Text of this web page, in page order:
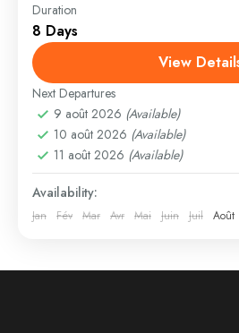
Célébrez la soirée de la Saint-
grandes dunes de Chegaga en
méchoui, tradition culinaire,
accompagné...
CIRCUITS DÉSERT
Easy
Duration
8 Days
View
Next Departures
9 août 2026 (Available)
10 août 2026 (Available)
11 août 2026 (Available)
Availability:
Jan Fév Mar Avr Mai Juin Juil Août